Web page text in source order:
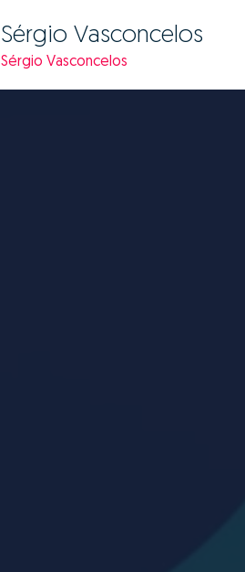
Sérgio Vasconcelos
Sérgio Vasconcelos